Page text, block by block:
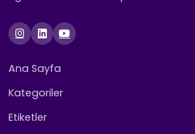
Ana Sayfa
Kategoriler
Etiketler